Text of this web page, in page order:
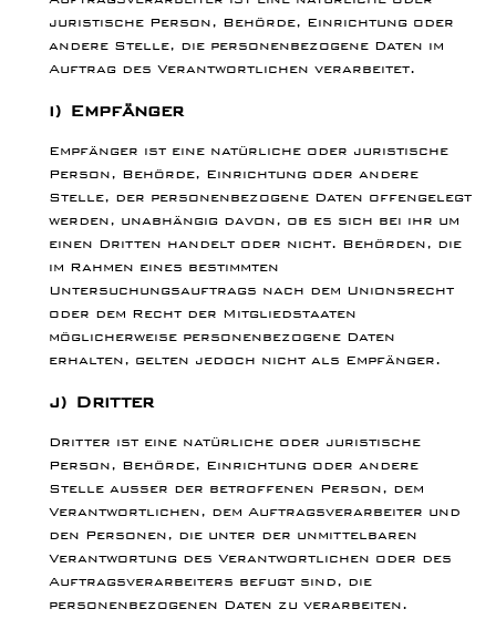
juristische Person, Behörde, Einrichtung oder
andere Stelle, die personenbezogene Daten im
Auftrag des Verantwortlichen verarbeitet.
i) Empfänger
Empfänger ist eine natürliche oder juristische
Person, Behörde, Einrichtung oder andere
Stelle, der personenbezogene Daten offengelegt
werden, unabhängig davon, ob es sich bei ihr um
einen Dritten handelt oder nicht. Behörden, die
im Rahmen eines bestimmten
Untersuchungsauftrags nach dem Unionsrecht
oder dem Recht der Mitgliedstaaten
möglicherweise personenbezogene Daten
erhalten, gelten jedoch nicht als Empfänger.
j) Dritter
Dritter ist eine natürliche oder juristische
Person, Behörde, Einrichtung oder andere
Stelle außer der betroffenen Person, dem
Verantwortlichen, dem Auftragsverarbeiter und
den Personen, die unter der unmittelbaren
Verantwortung des Verantwortlichen oder des
Auftragsverarbeiters befugt sind, die
personenbezogenen Daten zu verarbeiten.